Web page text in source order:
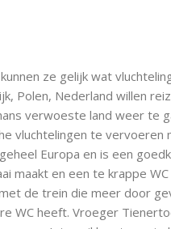
ze gelijk wat
Polen, Nederland willen
verwoeste land weer te
vluchtelingen te vervoeren
Europa en is een
maakt en een te krappe
de trein die meer door
WC heeft. Vroeger